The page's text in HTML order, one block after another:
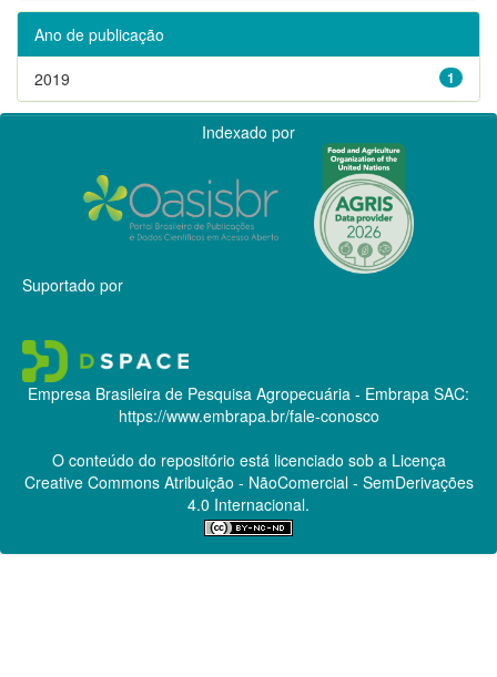
Ano de publicação
1
2019
Indexado por
Suportado por
Empresa Brasileira de Pesquisa Agropecuária - Embrapa SAC:
https://www.embrapa.br/fale-conosco
O conteúdo do repositório está licenciado sob a Licença
Creative CommonsAtribuição - NãoComercial - SemDerivações
4.0 Internacional.